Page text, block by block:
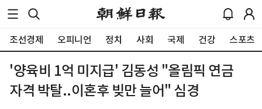
조선경제 오피니언 정치 사회 국제 건강 스포츠
'양육비 1억 미지급' 김동성 "올림픽 연금
자격 박탈..이혼후 빚만 늘어" 심경